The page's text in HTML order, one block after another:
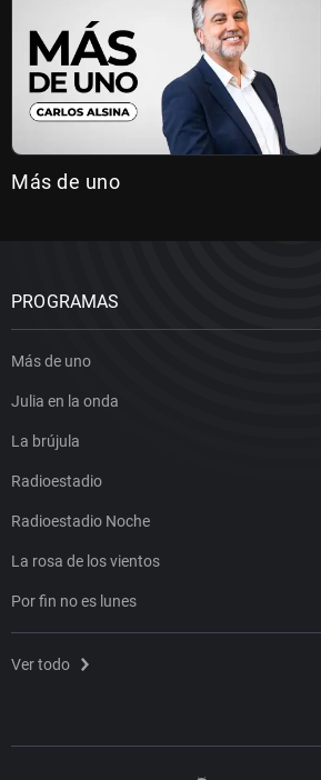
Más de uno
PROGRAMAS
Más de uno
Julia en la onda
La brújula
Radioestadio
Radioestadio Noche
La rosa de los vientos
Por fin no es lunes
Ver todo